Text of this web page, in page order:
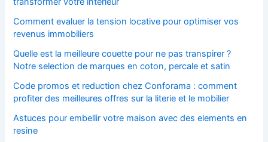
Comment evaluer la tension locative pour optimiser vos
revenus immobiliers
Quelle est la meilleure couette pour ne pas transpirer ?
Notre selection de marques en coton, percale et satin
Code promos et reduction chez Conforama : comment
profiter des meilleures offres sur la literie et le mobilier
Astuces pour embellir votre maison avec des elements en
resine